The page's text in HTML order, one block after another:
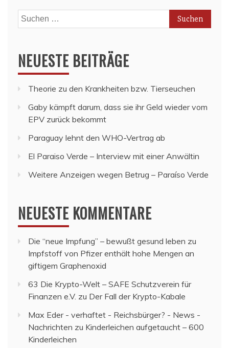
Suchen
nach:
NEUESTE BEITRÄGE
Theorie zu den Krankheiten bzw. Tierseuchen
Gaby kämpft darum, dass sie ihr Geld wieder vom
EPV zurück bekommt
Paraguay lehnt den WHO-Vertrag ab
El Paraiso Verde – Interview mit einer Anwältin
Weitere Anzeigen wegen Betrug – Paraíso Verde
NEUESTE KOMMENTARE
Die “neue Impfung” – bewußt gesund leben zu
Impfstoff von Pfizer enthält hohe Mengen an
giftigem Graphenoxid
63 Die Krypto-Welt – SAFE Schutzverein für
Finanzen e.V. zu Der Fall der Krypto-Kabale
Max Eder - verhaftet - Reichsbürger? - News -
Nachrichten zu Kinderleichen aufgetaucht – 600
Kinderleichen